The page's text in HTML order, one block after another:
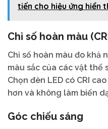
tiến cho hiệu ứng hiển
Chỉ số hoàn màu
Chỉ số hoàn màu đo khả
màu sắc của các vật thể
Chọn đèn LED có CRI
hơn và không làm biến
Góc chiếu sáng